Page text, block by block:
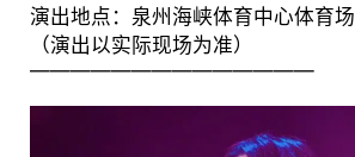
演出地点：泉州海峡体育中心体育场
（演出以实际现场为准）
——————————————